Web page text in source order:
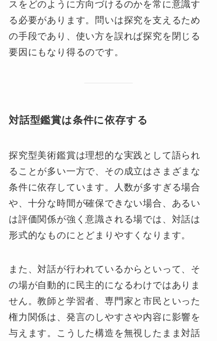
スをどのように方向づけるのかを常に意識す
る必要があります。問いは探究を支えるため
の手段であり、使い方を誤れば探究を閉じる
要因にもなり得るのです。
対話型鑑賞は条件に依存する
探究型美術鑑賞は理想的な実践として語られ
ることが多い一方で、その成立はさまざまな
条件に依存しています。人数が多すぎる場合
や、十分な時間が確保できない場合、あるい
は評価関係が強く意識される場では、対話は
形式的なものにとどまりやすくなります。
また、対話が行われているからといって、そ
の場が自動的に民主的になるわけではありま
せん。教師と学習者、専門家と市民といった
権力関係は、発言のしやすさや内容に影響を
与えます。こうした構造を無視したまま対話